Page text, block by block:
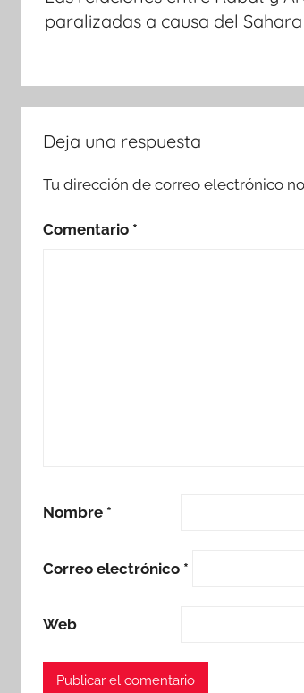
entradas
paralizadas a causa del Sahara
Deja una respuesta
Tu dirección de correo electrónico
Comentario *
Nombre *
Correo electrónico *
Web